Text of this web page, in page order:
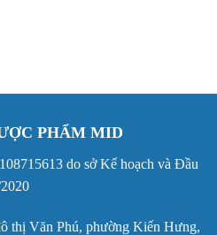
PHẨM MID
do sở Kế hoạch và Đầu
thị Văn Phú, phường Kiến Hưng,